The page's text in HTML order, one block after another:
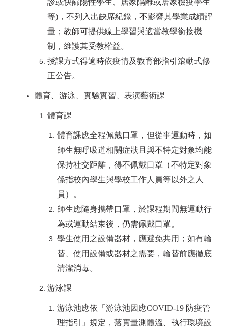
等)，不列入出缺席紀錄，不影響其學業成績評
量；教師可提供線上學習與適當教學銜接機
制，維護其受教權益。
授課方式得適時依疫情及教育部指引滾動式修
正公告。
體育、游泳、實驗實習、表演藝術課
體育課
體育課應全程佩戴口罩，但從事運動時，如
師生無呼吸道相關症狀且與不特定對象均能
保持社交距離，得不佩戴口罩（不特定對象
係指校內學生與學校工作人員等以外之人
員）。
師生應隨身攜帶口罩，於課程期間無運動行
為或運動結束後，仍需佩戴口罩。
學生使用之設備器材，應避免共用；如有輪
替、使用設備或器材之需要，輪替前應徹底
清潔消毒。
游泳課
游泳池應依「游泳池因應COVID-19 防疫管
理指引」規定，落實量測體溫、執行環境設